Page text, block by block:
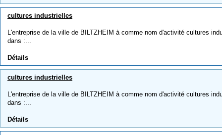
cultures industrielles
L'entreprise de la ville de BILTZHEIM à comme nom d'activité cultures
dans :...
Détails
cultures industrielles
L'entreprise de la ville de BILTZHEIM à comme nom d'activité cultures
dans :...
Détails